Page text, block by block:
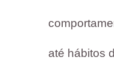
até hábitos